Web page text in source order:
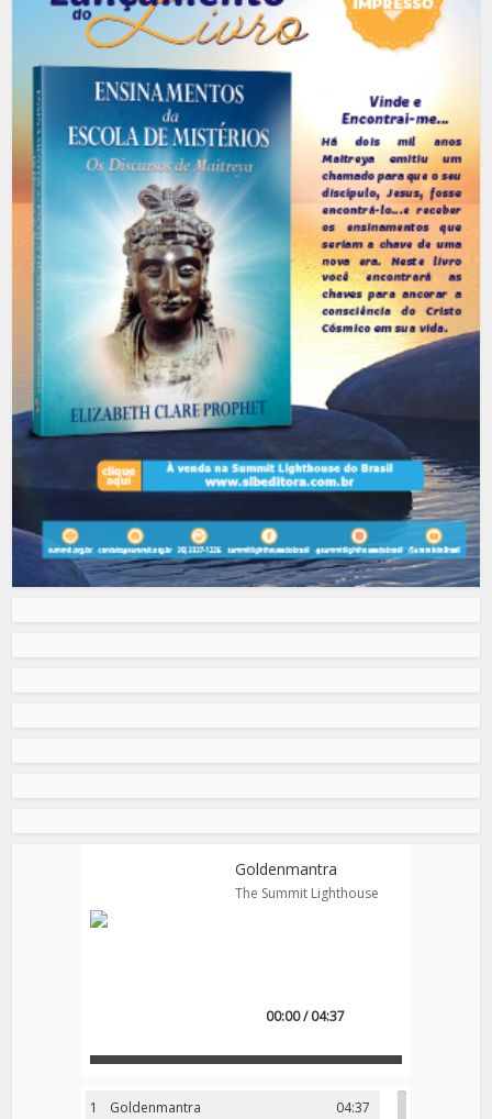
Goldenmantra
The Summit Lighthouse
00:00 / 04:37
1 04:37
Goldenmantra